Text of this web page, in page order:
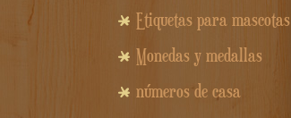
Etiquetas para mascotas
Monedas y medallas
números de casa